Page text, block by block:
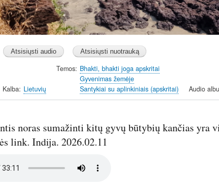
Kalba Lietuvių
Temos Bhakti, bhakti joga apskritai
Gyvenimas žemėje
Santykiai su aplinkiniais (apskritai)
Audio
noras sumažinti kitų gyvų būtybių kančias yra
link. Indija. 2026.02.11